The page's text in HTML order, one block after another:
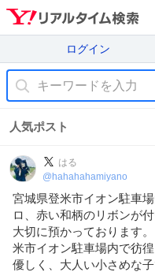
ログイン
人気ポスト
はる
@ hahahahamiyano
宮城県登米市イオン駐車
ロ、赤い和柄のリボンが
大切に預かっております
米市イオン駐車場内で彷
優しく、大人い小さめな